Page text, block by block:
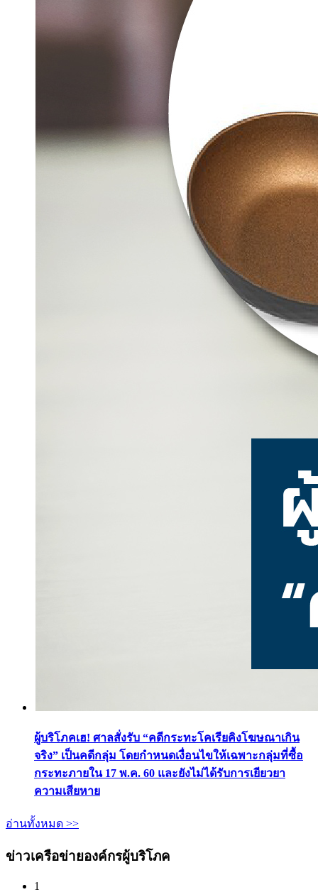
ผู้บริโภคเฮ! ศาลสั่งรับ “คดีกระทะโคเรียคิงโฆษณาเกิน
จริง” เป็นคดีกลุ่ม โดยกำหนดเงื่อนไขให้เฉพาะกลุ่มที่ซื้อ
กระทะภายใน 17 พ.ค. 60 และยังไม่ได้รับการเยียวยา
ความเสียหาย
อ่านทั้งหมด >>
ข่าวเครือข่ายองค์กรผู้บริโภค
1